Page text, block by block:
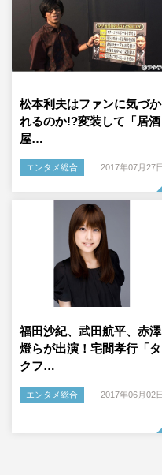
松本利夫はファンに気づか
れるのか!?変装して「居酒
屋…
エンタメ総合 2017年07月27日
福田沙紀、武田航平、赤澤
燈らが出演！宅間孝行「タ
クフ…
エンタメ総合 2017年06月02日